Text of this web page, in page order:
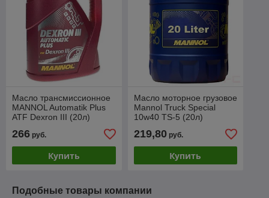
Масло трансмиссионное
MANNOL Automatik Plus
ATF Dexron III (20л)
266 руб.
Купить
Масло моторное грузовое
Mannol Truck Special
10w40 TS-5 (20л)
219,80руб.
Купить
Подобные товары компании